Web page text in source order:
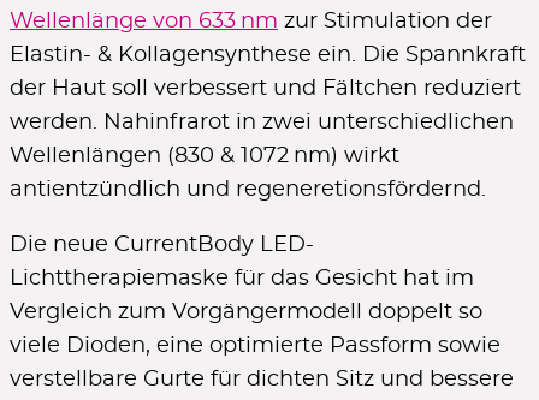
Wellenlänge von 633 nm zur Stimulation der
Elastin- & Kollagensynthese ein. Die Spannkraft
der Haut soll verbessert und Fältchen reduziert
werden. Nahinfrarot in zwei unterschiedlichen
Wellenlängen (830 & 1072 nm) wirkt
antientzündlich und regeneretionsfördernd.
Die neue CurrentBody LED-
Lichttherapiemaske für das Gesicht hat im
Vergleich zum Vorgängermodell doppelt so
viele Dioden, eine optimierte Passform sowie
verstellbare Gurte für dichten Sitz und bessere